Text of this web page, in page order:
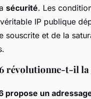
sécurité. Les
IP publique
souscrite et de la
révolutionne-t-il la
propose un